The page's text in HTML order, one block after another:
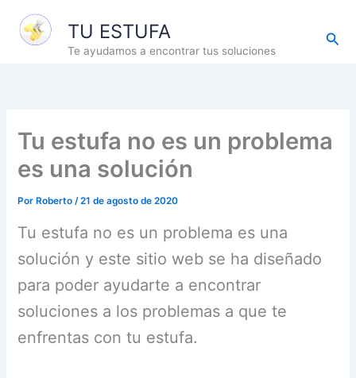
contenido
TU ESTUFA
Te ayudamos a encontrar tus soluciones
Tu estufa no es un problema
es una solución
Por Roberto/21 de agosto de 2020
Tu estufa no es un problema es una
solución y este sitio web se ha diseñado
para poder ayudarte a encontrar
soluciones a los problemas a que te
enfrentas con tu estufa.